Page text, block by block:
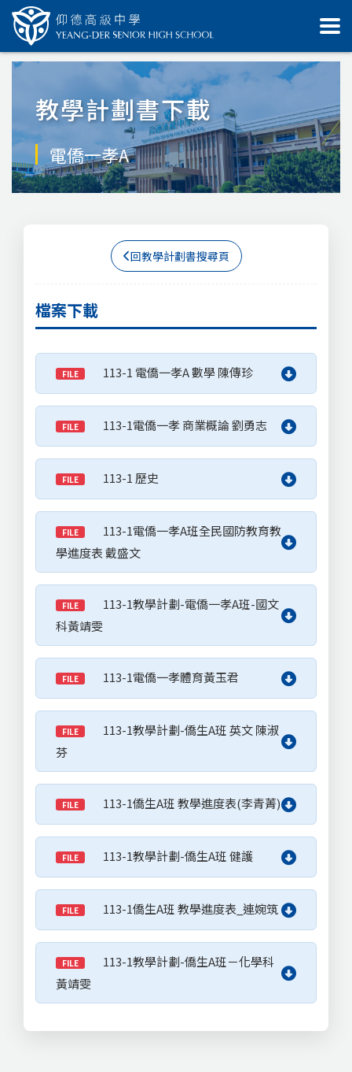
教學計劃書下載
電僑一孝A
回教學計劃書搜尋頁
檔案下載
FILE 113-1 電僑一孝A 數學 陳傳珍
FILE 113-1電僑一孝 商業概論 劉勇志
FILE 113-1 歷史
FILE
113-1電僑一孝A班全民國防教育教
學進度表 戴盛文
FILE
113-1教學計劃-電僑一孝A班-國文
科黃靖雯
FILE 113-1電僑一孝體育黃玉君
FILE
113-1教學計劃-僑生A班 英文 陳淑
芬
FILE 113-1僑生A班 教學進度表(李青菁)
FILE 113-1教學計劃-僑生A班 健護
FILE 113-1僑生A班 教學進度表_連婉筑
FILE
113-1教學計劃-僑生A班－化學科
黃靖雯